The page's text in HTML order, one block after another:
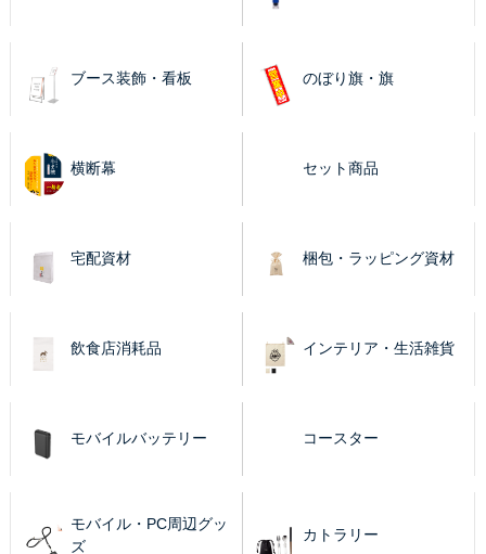
ブース装飾・看板 のぼり旗・旗
横断幕 セット商品
宅配資材 梱包・ラッピング資材
飲食店消耗品 インテリア・生活雑貨
モバイルバッテリー コースター
モバイル・PC周辺グッ
ズ
カトラリー